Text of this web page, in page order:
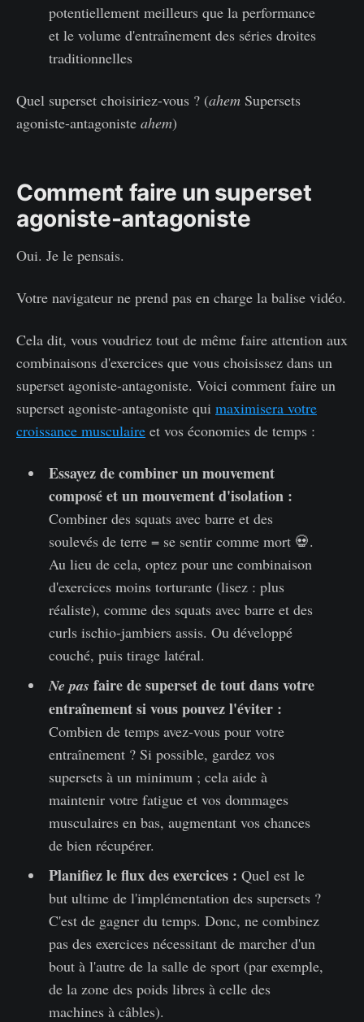
potentiellement meilleurs que la performance
et le volume d'entraînement des séries droites
traditionnelles
Quel superset choisiriez-vous ? (ahem Supersets
agoniste-antagoniste ahem)
Comment faire un superset
agoniste-antagoniste
Oui. Je le pensais.
Votre navigateur ne prend pas en charge la balise vidéo.
Cela dit, vous voudriez tout de même faire attention aux
combinaisons d'exercices que vous choisissez dans un
superset agoniste-antagoniste. Voici comment faire un
superset agoniste-antagoniste qui maximisera votre
croissance musculaire et vos économies de temps :
Essayez de combiner un mouvement
composé et un mouvement d'isolation :
Combiner des squats avec barre et des
soulevés de terre = se sentir comme mort 💀.
Au lieu de cela, optez pour une combinaison
d'exercices moins torturante (lisez : plus
réaliste), comme des squats avec barre et des
curls ischio-jambiers assis. Ou développé
couché, puis tirage latéral.
Ne pas faire de superset de tout dans votre
entraînement si vous pouvez l'éviter :
Combien de temps avez-vous pour votre
entraînement ? Si possible, gardez vos
supersets à un minimum ; cela aide à
maintenir votre fatigue et vos dommages
musculaires en bas, augmentant vos chances
de bien récupérer.
Planifiez le flux des exercices : Quel est le
but ultime de l'implémentation des supersets ?
C'est de gagner du temps. Donc, ne combinez
pas des exercices nécessitant de marcher d'un
bout à l'autre de la salle de sport (par exemple,
de la zone des poids libres à celle des
machines à câbles).